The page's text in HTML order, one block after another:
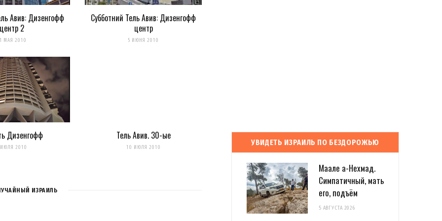
последующих моих комментариев.
Авив: Дизенгофф
центр 2
МАЯ 2010
Субботний Тель Авив: Дизенгофф
центр
5 ИЮНЯ 2010
Дизенгофф
2010
Тель Авив. 30-ые
10 ИЮЛЯ 2010
ИЗРАИЛЬ
УВИДЕТЬ ИЗРАИЛЬ ПО БЕЗДОРОЖЬЮ
Маале а-Нехмад.
Симпатичный, мать
его, подъём
5 АВГУСТА 2026